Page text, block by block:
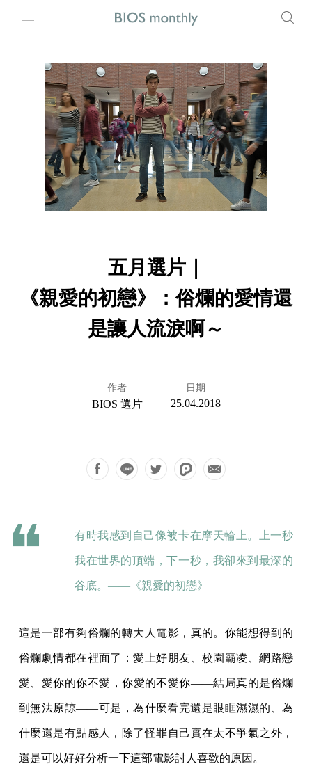
五月選片｜
《親愛的初戀》：俗爛的愛情還
是讓人流淚啊～
作者
BIOS 選片
日期
25.04.2018
有時我感到自己像被卡在摩天輪上。上一秒
我在世界的頂端，下一秒，我卻來到最深的
谷底。——《親愛的初戀》
這是一部有夠俗爛的轉大人電影，真的。你能想得到的
俗爛劇情都在裡面了：愛上好朋友、校園霸凌、網路戀
愛、愛你的你不愛，你愛的不愛你——結局真的是俗爛
到無法原諒——可是，為什麼看完還是眼眶濕濕的、為
什麼還是有點感人，除了怪罪自己實在太不爭氣之外，
還是可以好好分析一下這部電影討人喜歡的原因。